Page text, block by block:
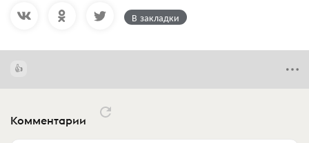
В закладки
Комментарии